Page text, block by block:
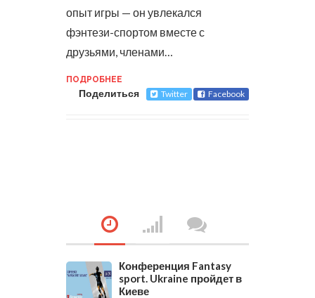
опыт игры — он увлекался
фэнтези-спортом вместе с
друзьями, членами…
ПОДРОБНЕЕ
Поделиться Twitter Facebook
Конференция Fantasy
sport. Ukraine пройдет в
Киеве